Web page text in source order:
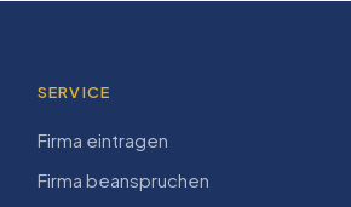
SERVICE
Firma eintragen
Firma beanspruchen